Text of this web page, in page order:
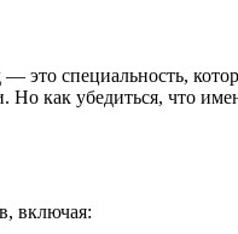
это специальность,
как убедиться, что
включая: